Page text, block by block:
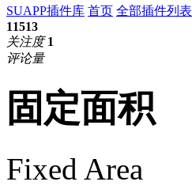
SUAPP插件库 首页 全部插件列表
11513
关注度 1
评论量
固定面积
Fixed Area